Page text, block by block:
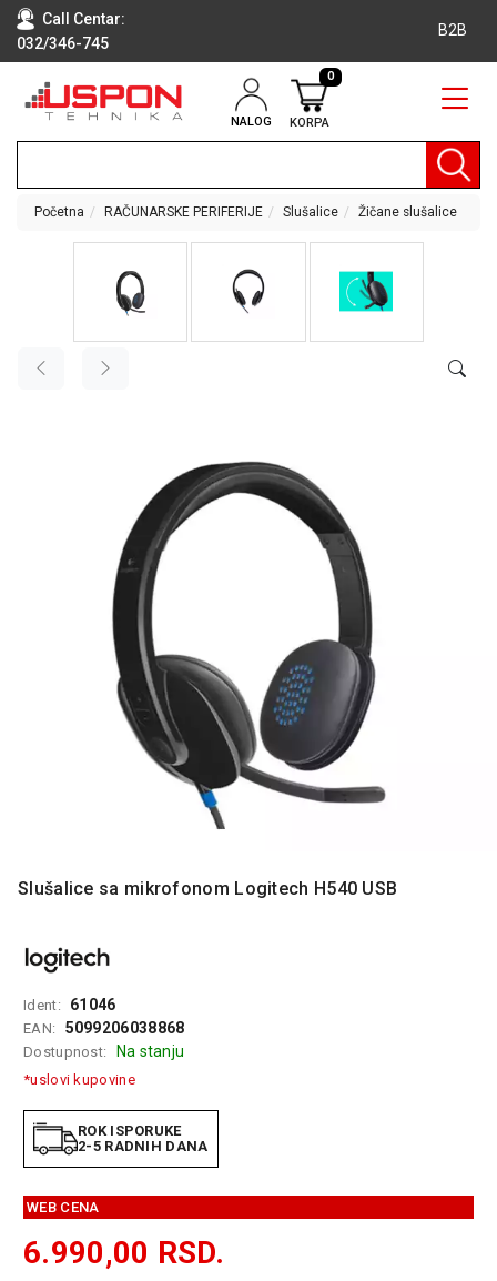
Call Centar:
032/346-745
B2B
NALOG KORPA
0
RAČUNARI
TEHNIKA
VIDEO
RAČUNARSKE
KOMPONENTE
RAČUNARSKE
PERIFERIJE
GAMING
EELEKTRO
ZAŠTITA
SOLARNI
SISTEMI
OPREMA
ŠTAMPAČI,
Početna RAČUNARSKE PERIFERIJE Slušalice Žičane slušalice
Slušalice sa mikrofonom Logitech H540 USB
Ident: 61046
EAN: 5099206038868
Dostupnost: Na stanju
*uslovi kupovine
ROK ISPORUKE
2-5 RADNIH DANA
WEB CENA
6.990,00 RSD.